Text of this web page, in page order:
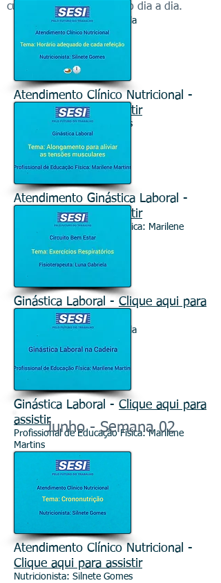
cuidando de sua saúde no dia a dia.
para assistir
Fisioterapeuta: Luna Gabriela
Atendimento Clínico Nutricional -
Clique aqui para assistir
Nutricionista: Silnete Gomes
Atendimento Ginástica Laboral -
Clique aqui para assistir
Profissional de Educação Física: Marilene
Ginástica Laboral - Clique aqui para
Fisioterapeuta: Luna Gabriela
Ginástica Laboral - Clique aqui para
assistir
Profissional de Educação Física: Marilene
Martins
Junho - Semana 02
Atendimento Clínico Nutricional -
Clique aqui para assistir
Nutricionista: Silnete Gomes